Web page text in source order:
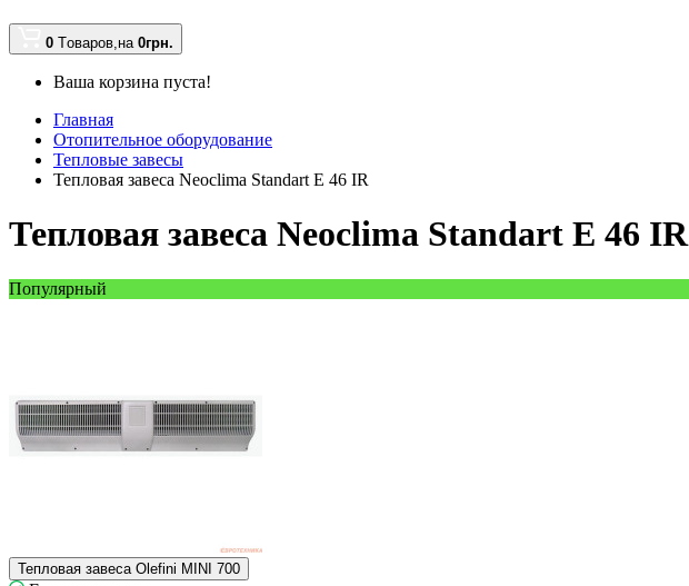
0 Tоваров,на 0грн.
Ваша корзина пуста!
Главная
Отопительное оборудование
Тепловые завесы
Тепловая завеса Neoclima Standart E 46 IR
Тепловая завеса Neoclima Standart E 46 IR
Популярный
Тепловая завеса Olefini MINI 700